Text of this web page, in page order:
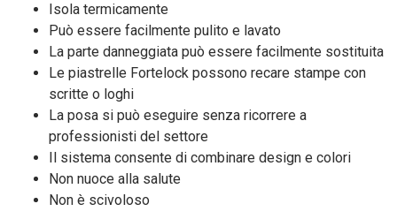
Isola termicamente
Può essere facilmente pulito e lavato
La parte danneggiata può essere facilmente sostituita
Le piastrelle Fortelock possono recare stampe con
scritte o loghi
La posa si può eseguire senza ricorrere a
professionisti del settore
Il sistema consente di combinare design e colori
Non nuoce alla salute
Non è scivoloso